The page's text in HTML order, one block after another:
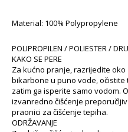
Material: 100% Polypropylene
POLIPROPILEN / POLIESTER /
KAKO SE PERE
Za kućno pranje, razrijedite oko
bikarbone u puno vode, očistite
zatim ga isperite samo vodom.
izvanredno čišćenje
praonici za čišćenje tepiha.
ODRŽAVANJE